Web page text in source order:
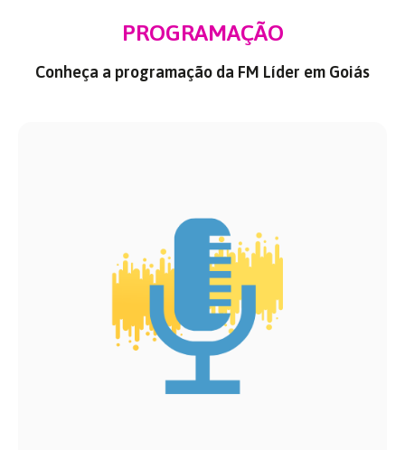
PROGRAMAÇÃO
Conheça a programação da FM Líder em Goiás